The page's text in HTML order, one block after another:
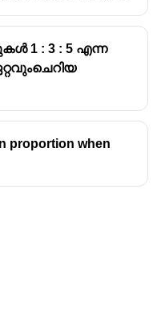
1 : 3 : 5 എന്ന
proportion when